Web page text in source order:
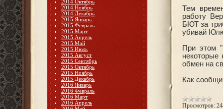
2014 Октябрь
2014 Ноябрь
2014 Декабрь
2015 Январь
2015 Февраль
2015 Март
2015 Апрель
2015 Май
2015 Июль
2015 Август
2015 Сентябрь
2015 Октябрь
2015 Ноябрь
2015 Декабрь
2016 Январь
2016 Февраль
2016 Март
2016 Апрель
Тем
работу
БЮТ за
убивай
При этом
некоторые
обмен на
Как
Просмотров: